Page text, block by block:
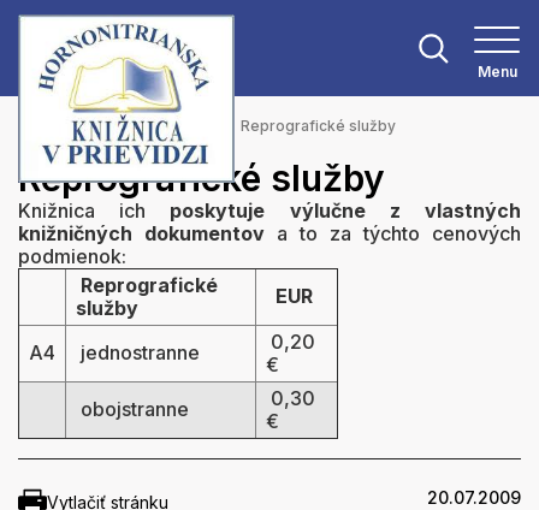
Menu
Hlavná stránka Služby Reprografické služby
Reprografické služby
Knižnica ich poskytuje výlučne z vlastných
knižničných dokumentov a to za týchto cenových
podmienok:
Reprografické
služby
EUR
A4 jednostranne
0,20
€
obojstranne
0,30
€
Vytlačiť stránku 20.07.2009